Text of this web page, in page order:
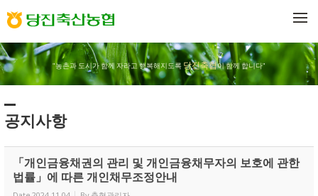
"농촌과 도시가 함께 자라고 행복해지도록 당진축협이 함께 합니다"
공지사항
「개인금융채권의 관리 및 개인금융채무자의 보호에 관한
법률」에 따른 개인채무조정안내